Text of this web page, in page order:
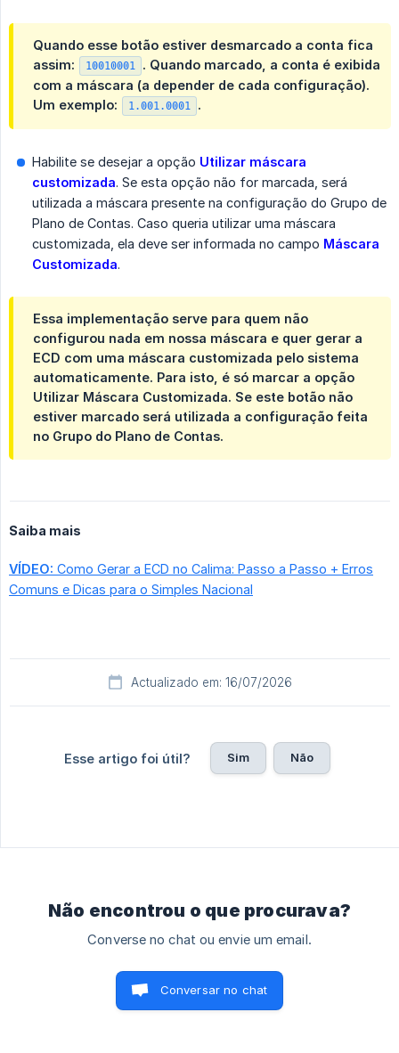
Quando esse botão estiver desmarcado a conta fica
assim:
10010001 . Quando marcado, a conta é exibida
com a máscara (a depender de cada configuração).
Um exemplo:
1.001.0001 .
Habilite se desejar a opção Utilizar máscara
customizada. Se esta opção não for marcada, será
utilizada a máscara presente na configuração do Grupo de
Plano de Contas. Caso queria utilizar uma máscara
customizada, ela deve ser informada no campo Máscara
Customizada.
Essa implementação serve para quem não
configurou nada em nossa máscara e quer gerar a
ECD com uma máscara customizada pelo sistema
automaticamente. Para isto, é só marcar a opção
Utilizar Máscara Customizada. Se este botão não
estiver marcado será utilizada a configuração feita
no Grupo do Plano de Contas.
Saiba mais
VÍDEO: Como Gerar a ECD no Calima: Passo a Passo + Erros
Comuns e Dicas para o Simples Nacional
Actualizado em: 16/07/2026
Esse artigo foi útil? Sim Não
Não encontrou o que procurava?
Converse no chat ou envie um email.
Conversar no chat